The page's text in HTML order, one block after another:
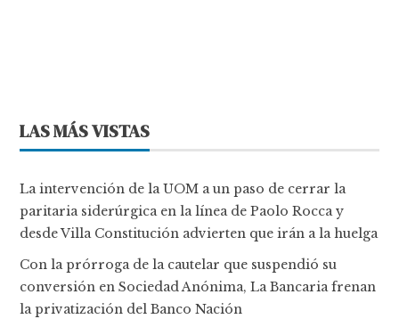
LAS MÁS VISTAS
La intervención de la UOM a un paso de cerrar la
paritaria siderúrgica en la línea de Paolo Rocca y
desde Villa Constitución advierten que irán a la huelga
Con la prórroga de la cautelar que suspendió su
conversión en Sociedad Anónima, La Bancaria frenan
la privatización del Banco Nación